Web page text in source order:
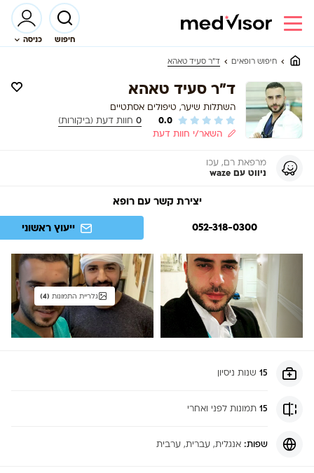
חיפוש כניסה
חיפוש רופאים ד"ר סעיד טאהא
ד"ר סעיד טאהא
השתלות שיער, טיפולים אסתטיים
0.0
0 חוות דעת (ביקורות)
השאר/י חוות דעת
מרפאת רם, עכו
ניווט עם waze
יצירת קשר עם רופא
052-318-0300
ייעוץ ראשוני
גלריית התמונות (4)
15 שנות ניסיון
15 תמונות לפני ואחרי
שפות: אנגלית, עברית, ערבית